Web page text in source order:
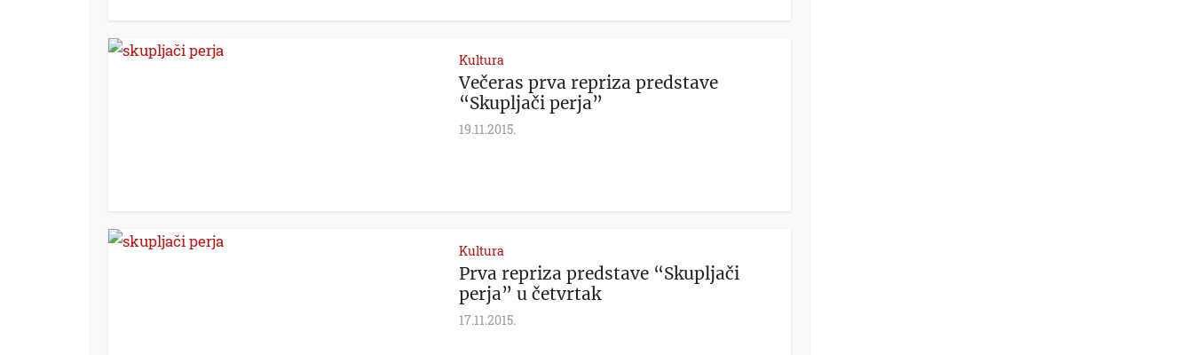
Kultura
Večeras prva repriza predstave
“Skupljači perja”
19.11.2015.
Kultura
Prva repriza predstave “Skupljači
perja” u četvrtak
17.11.2015.